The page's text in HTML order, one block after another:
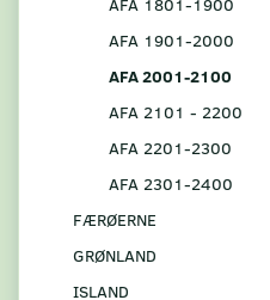
AFA 1901-2000
AFA 2001-2100
AFA 2101 - 2200
AFA 2201-2300
AFA 2301-2400
FÆRØERNE
GRØNLAND
ISLAND